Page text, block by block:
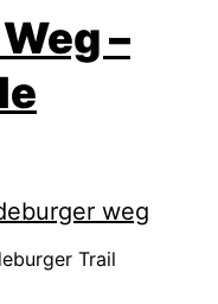
–
Trail